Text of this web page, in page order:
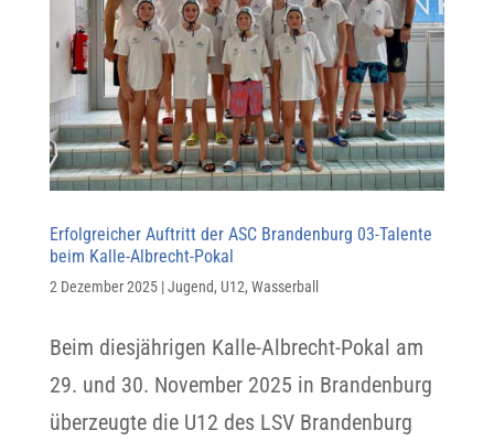
Erfolgreicher Auftritt der ASC Brandenburg 03-Talente
beim Kalle-Albrecht-Pokal
2 Dezember 2025|Jugend, U12, Wasserball
Beim diesjährigen Kalle-Albrecht-Pokal am
29. und 30. November 2025 in Brandenburg
überzeugte die U12 des LSV Brandenburg